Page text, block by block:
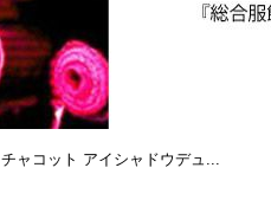
チャコット アイシャドウデュ...